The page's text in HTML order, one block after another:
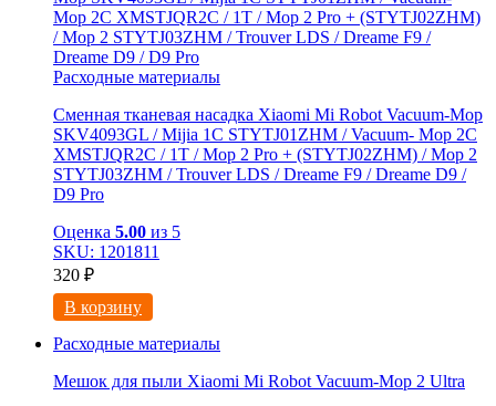
Расходные материалы
Сменная тканевая насадка Xiaomi Mi Robot Vacuum-Mop
SKV4093GL / Mijia 1C STYTJ01ZHM / Vacuum- Mop 2C
XMSTJQR2C / 1T / Mop 2 Pro + (STYTJ02ZHM) / Mop 2
STYTJ03ZHM / Trouver LDS / Dreame F9 / Dreame D9 /
D9 Pro
Оценка 5.00 из 5
SKU: 1201811
320 ₽
В корзину
Расходные материалы
Мешок для пыли Xiaomi Mi Robot Vacuum-Mop 2 Ultra